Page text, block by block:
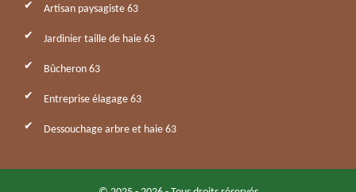
Artisan paysagiste 63
Jardinier taille de haie 63
Bûcheron 63
Entreprise élagage 63
Dessouchage arbre et haie 63